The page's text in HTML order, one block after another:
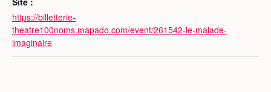
https://billetterie-
theatre100noms.mapado.com/event/261542-le-malade-
imaginaire